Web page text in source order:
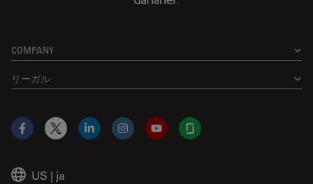
COMPANY
リーガル
US | ja
Facebook
X LinkedInInstagramYouTubeGlassdoor